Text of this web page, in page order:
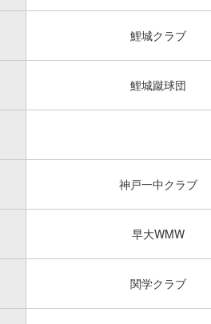
鯉城クラブ
鯉城蹴球団
神戸一中クラブ
早大WMW
関学クラブ